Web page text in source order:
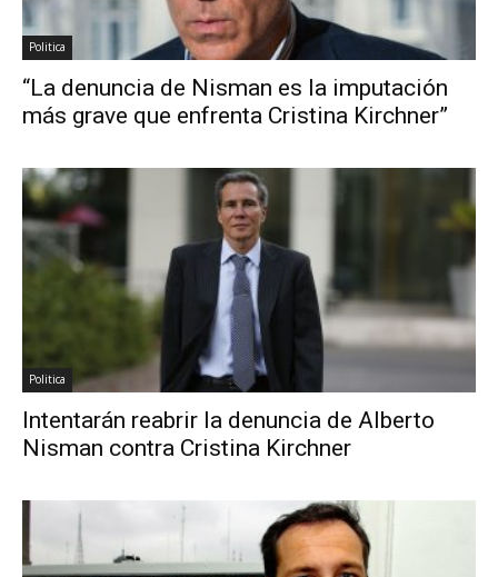
Politica
“La denuncia de Nisman es la imputación
más grave que enfrenta Cristina Kirchner”
Politica
Intentarán reabrir la denuncia de Alberto
Nisman contra Cristina Kirchner